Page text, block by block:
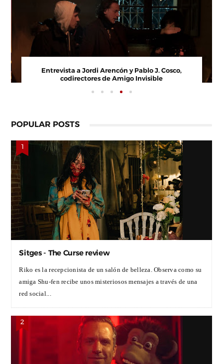
Entrevista a Paco Arasanz, director y guionista de
Nos Veremos Esta Noche, Mi Amor
POPULAR POSTS
Sitges - The Curse review
Riko es la recepcionista de un salón de belleza. Observa como su
amiga Shu-fen recibe unos misteriosos mensajes a través de una
red social...